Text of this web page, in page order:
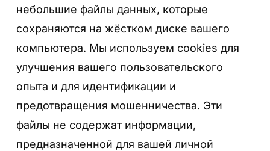
небольшие файлы данных, которые
сохраняются на жёстком диске вашего
компьютера. Мы используем cookies для
улучшения вашего пользовательского
опыта и для идентификации и
предотвращения мошенничества. Эти
файлы не содержат информации,
предназначенной для вашей личной